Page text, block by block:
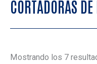
CORTADORAS
Mostrando los 7